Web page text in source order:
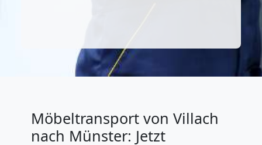
Möbeltransport von Villach
nach Münster: Jetzt